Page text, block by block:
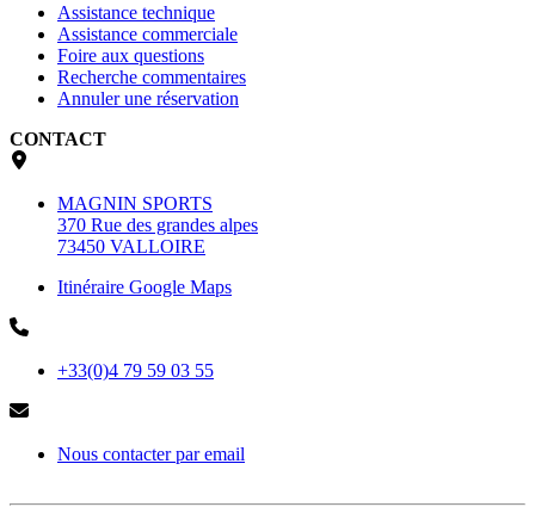
Assistance technique
Assistance commerciale
Foire aux questions
Recherche commentaires
Annuler une réservation
CONTACT
MAGNIN SPORTS
370 Rue des grandes alpes
73450 VALLOIRE
Itinéraire Google Maps
+33(0)4 79 59 03 55
Nous contacter par email